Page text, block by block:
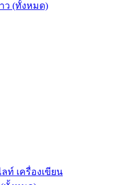
ว (ทั้งหมด)
ท์ เครื่องเขียน